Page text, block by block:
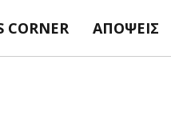
CORNER ΑΠΌΨΕΙΣ